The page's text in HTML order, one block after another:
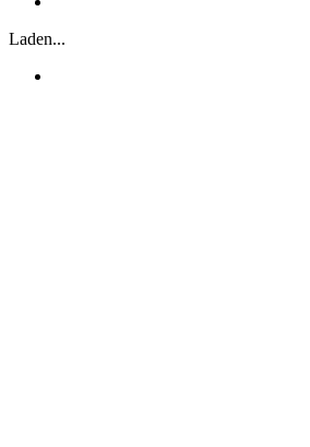
Laden...